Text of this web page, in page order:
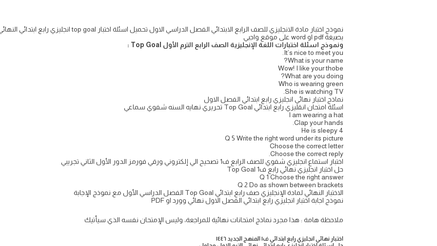
بصيغة pdf او word على موقع واجبي
ونموذج اسئلة اختبارات اللغة الإنجليزية الصف الرابع الترم الأول Top Goal :
It’s nice to meet you.
What is your name?
Wow! I like your thobe
What are you doing?
Who is wearing green
She is watching TV.
نماذج اختبار نهائي انجليزي رابع ابتدائي الفصل الاول
اسئلة امتحان انقليزي رابع ابتدائي Top Goal تحريري نهايه السنه شفوي سماعي
I am wearing a hat
Clap your hands.
4 He is sleepy
Q 5 Write the right word under its picture
Choose the correct letter
Choose the correct reply.
اختبار استماع انجليزي شفوي للصف الرابع ف1 تصحيح الي إلكتروني ورقي فورمز الدور الأول الثاني تجريبي
حل اختبار انجليزي نهائي رابع ف1 Top Goal
Q 1 Choose the right answer
Q 2 Do as shown between brackets
الاختبار النهائي لمادة الإنجليزي صف رابع ابتدائي Top Goal الفصل الدراسي الأول مع نموذج الإجابة
نموذج اجابة اختبار انجليزي رابع ابتدائي الفصل الاول نهائي وورد او PDF
ملاحظة هامة : هذا مجرد نماذج امتحانات نهائية للمراجعة، وليس الإمتحان نفسه الذي سيأتيك
اختبار نهائي انجليزي رابع ابتدائي ف١ المنهج الجديد ١٤٤٦